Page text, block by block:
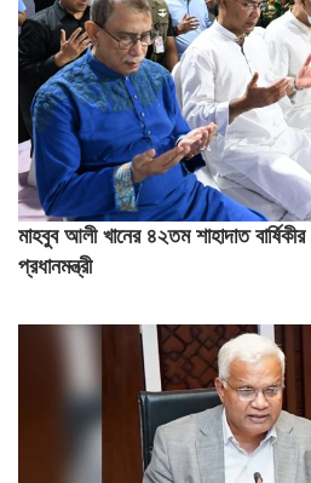
মাহবুব আলী খানের ৪২তম শাহাদাত
প্রধানমন্ত্রী